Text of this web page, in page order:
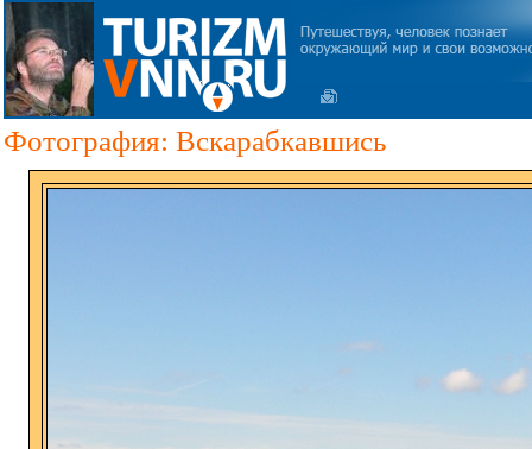
Фотография: Вскарабкавшись